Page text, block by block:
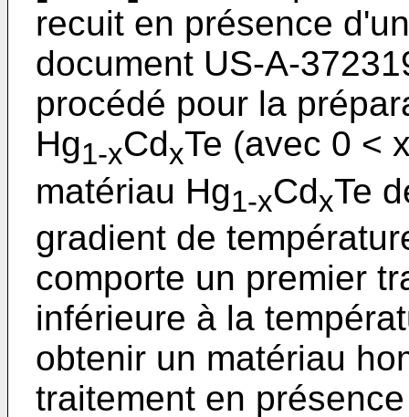
recuit en présence
document US-A-
procédé pour la
Hg1-xCdxTe (avec 0 <
matériau Hg1-xCdxTe
gradient de
comporte un premier
inférieure à la
obtenir un matériau
traitement en